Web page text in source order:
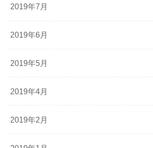
2019年7月
2019年6月
2019年5月
2019年4月
2019年2月